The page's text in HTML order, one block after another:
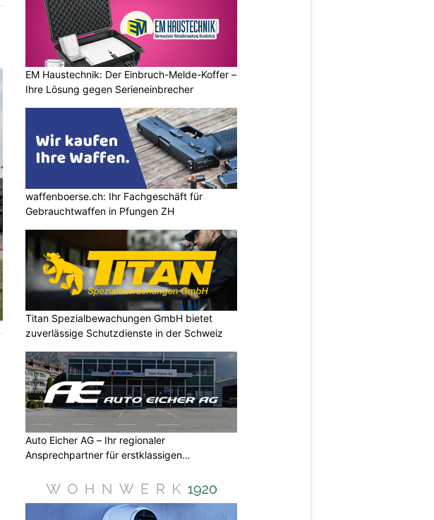
EM Haustechnik: Der Einbruch-Melde-Koffer –
Ihre Lösung gegen Serieneinbrecher
waffenboerse.ch: Ihr Fachgeschäft für
Gebrauchtwaffen in Pfungen ZH
Titan Spezialbewachungen GmbH bietet
zuverlässige Schutzdienste in der Schweiz
Auto Eicher AG – Ihr regionaler
Ansprechpartner für erstklassigen